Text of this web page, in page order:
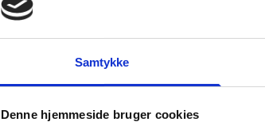
Samtykke
Denne hjemmeside bruger cookies
SE PRODUKT